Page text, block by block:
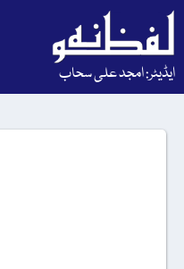
ایڈیٹر: امجد علی سحاب